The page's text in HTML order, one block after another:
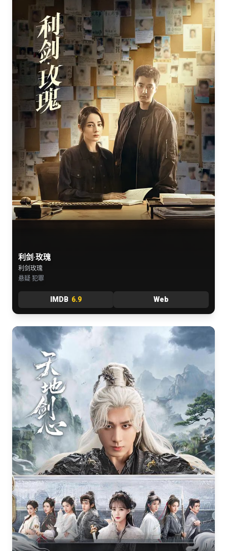
利剑·玫瑰
利剑玫瑰
悬疑 犯罪
IMDB 6.9 Web